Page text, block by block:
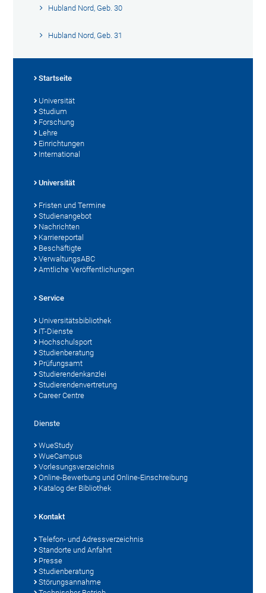
Hubland Nord, Geb. 30
Hubland Nord, Geb. 31
Startseite
Universität
Studium
Forschung
Lehre
Einrichtungen
International
Universität
Fristen und Termine
Studienangebot
Nachrichten
Karriereportal
Beschäftigte
VerwaltungsABC
Amtliche Veröffentlichungen
Service
Universitätsbibliothek
IT-Dienste
Hochschulsport
Studienberatung
Prüfungsamt
Studierendenkanzlei
Studierendenvertretung
Career Centre
Dienste
WueStudy
WueCampus
Vorlesungsverzeichnis
Online-Bewerbung und Online-Einschreibung
Katalog der Bibliothek
Kontakt
Telefon- und Adressverzeichnis
Standorte und Anfahrt
Presse
Studienberatung
Störungsannahme